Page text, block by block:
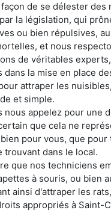
façon de se délester des
la législation, qui
ou bien répulsives,
et nous
de véritables
dans la mise en place
attraper les
et simple.
nous appelez pour une
que cela ne
pour vous, que pour
trouvant dans le local.
que nos techniciens
à souris, ou bien
ainsi d'attraper les
appropriés à Saint-